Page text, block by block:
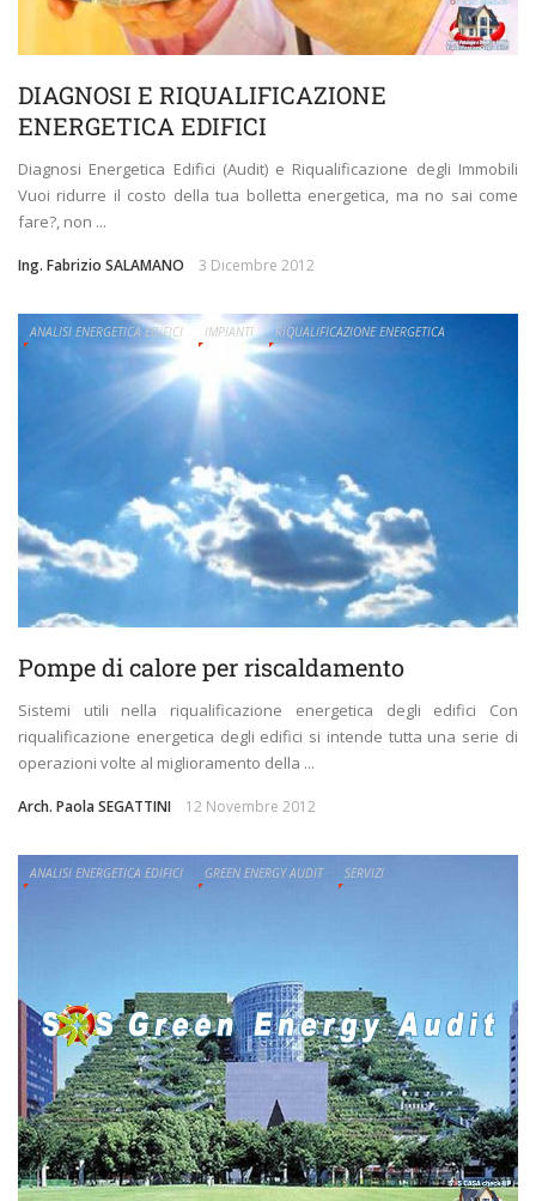
DIAGNOSI E RIQUALIFICAZIONE
ENERGETICA EDIFICI
Diagnosi Energetica Edifici (Audit) e Riqualificazione degli Immobili
Vuoi ridurre il costo della tua bolletta energetica, ma no sai come
fare?, non ...
Ing. Fabrizio SALAMANO 3 Dicembre 2012
ANALISI ENERGETICA EDIFICI IMPIANTI RIQUALIFICAZIONE ENERGETICA
Pompe di calore per riscaldamento
Sistemi utili nella riqualificazione energetica degli edifici Con
riqualificazione energetica degli edifici si intende tutta una serie di
operazioni volte al miglioramento della ...
Arch. Paola SEGATTINI 12 Novembre 2012
ANALISI ENERGETICA EDIFICI GREEN ENERGY AUDIT SERVIZI